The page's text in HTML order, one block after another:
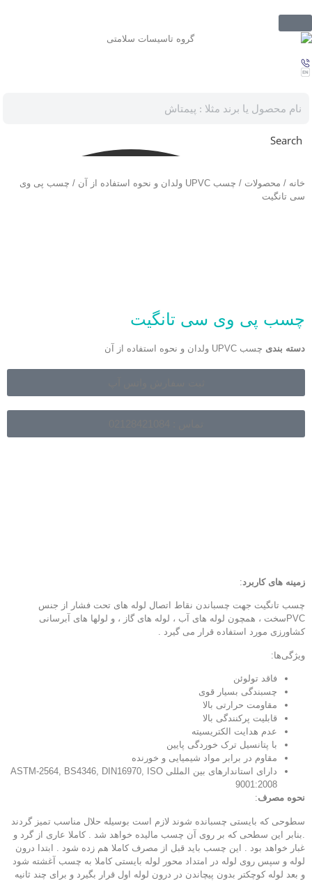
Search
خانه / محصولات / چسب UPVC ولدان و نحوه استفاده از آن
/ چسب پی وی
سی تانگیت
چسب پی وی سی تانگیت
دسته بندی چسب UPVC ولدان و نحوه استفاده از آن
زمینه های کاربرد:
چسب تانگیت جهت چسباندن نقاط اتصال لوله های تحت فشار از جنس
PVC سخت ، همچون لوله های آب ، لوله های گاز ، و لولها های آبرسانی
کشاورزی مورد استفاده قرار می گیرد .
ویژگی‌ها:
فاقد تولوئن
چسبندگی بسیار قوی
مقاومت حرارتی بالا
قابلیت پرکنندگی بالا
عدم هدایت الکتریسیته
با پتانسیل ترک خوردگی پایین
مقاوم در برابر مواد شیمیایی و خورنده
دارای استاندارهای بین المللی ASTM-2564, BS4346, DIN16970, ISO
9001:2008
نحوه مصرف:
سطوحی که بایستی چسبانده شوند لازم است بوسیله حلال مناسب تمیز گردند
.بنابر این سطحی که بر روی آن چسب مالیده خواهد شد . کاملا عاری از گرد و
غبار خواهد بود . این چسب باید قبل از مصرف کاملا هم زده شود . ابتدا درون
لوله و سپس روی لوله در امتداد محور لوله بایستی کاملا به چسب آغشته شود
و بعد لوله کوچکتر بدون پیچاندن در درون لوله اول قرار بگیرد و برای چند ثانیه